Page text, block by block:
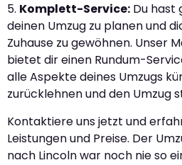
5. Komplett-Service: Du hast
deinen Umzug zu planen und
Zuhause zu gewöhnen. Unser
bietet dir einen Rundum-
alle Aspekte deines Umzugs
zurücklehnen und den Umzug
Kontaktiere uns jetzt und
Leistungen und Preise. Der
nach Lincoln war noch nie so